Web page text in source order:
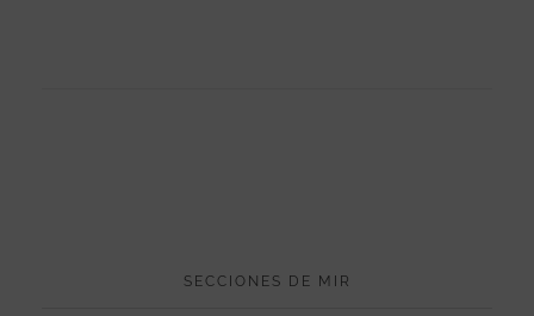
SECCIONES DE MIR